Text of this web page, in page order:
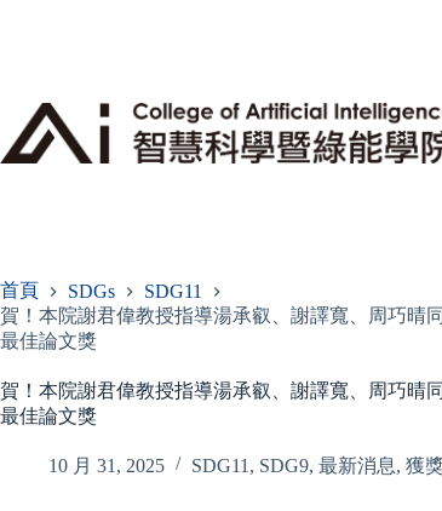
容
首頁 SDGs
SDG11
賀！本院謝君偉教授指導湯承叡、謝譯寬、周巧晴
最佳論文獎
賀！本院謝君偉教授指導湯承叡、謝譯寬、周巧晴
最佳論文獎
10 月 31, 2025 SDG11 , SDG9, 最新消息, 獲